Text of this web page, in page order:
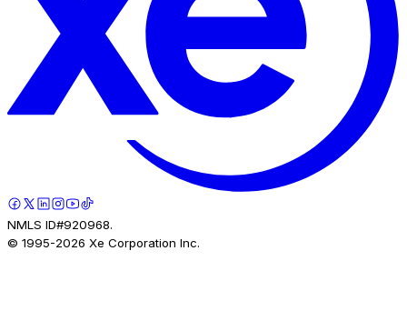
NMLS ID#920968.
© 1995-2026 Xe Corporation Inc.